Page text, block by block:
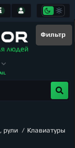
Фильтр
рули
Клавиатуры